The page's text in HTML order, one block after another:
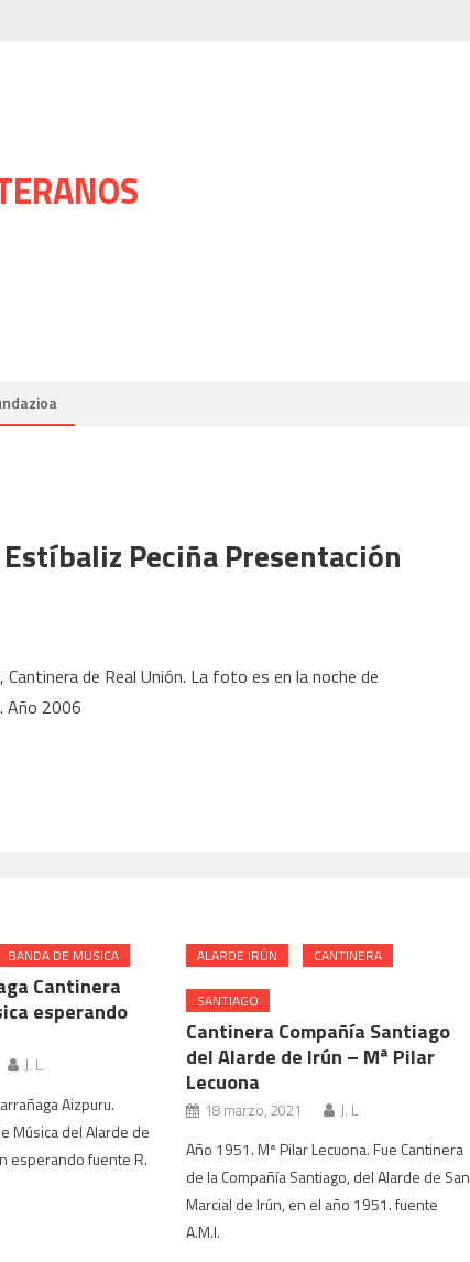
Peciña Presentación
de Real Unión. La foto es en la noche de
Año 2006
BANDA DE MUSICA
Cantinera
esperando
J. L.
Aizpuru.
Música del Alarde de
esperando fuente R.
ALARDE IRÚN CANTINERA
SANTIAGO
Cantinera Compañía Santiago
del Alarde de Irún – Mª Pilar
Lecuona
18 marzo, 2021 J. L.
Año 1951. Mª Pilar Lecuona. Fue Cantinera
de la Compañía Santiago, del Alarde de San
Marcial de Irún, en el año 1951. fuente
A.M.I.